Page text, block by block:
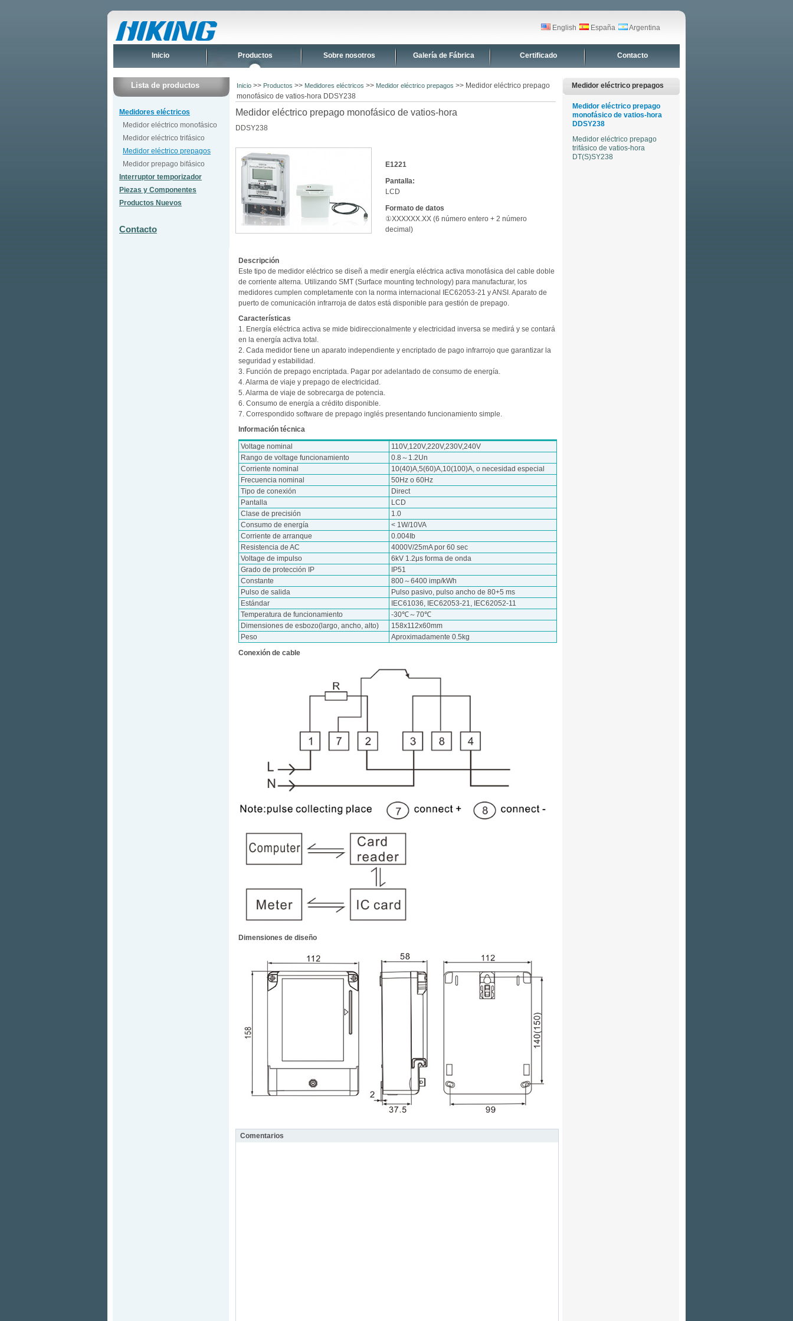
English España Argentina
Inicio Productos Sobre nosotros Galería de Fábrica Certificado Contacto
Lista de productos
Medidores eléctricos
Medidor eléctrico monofásico
Medidor eléctrico trifásico
Medidor eléctrico prepagos
Medidor prepago bifásico
Interruptor temporizador
Piezas y Componentes
Productos Nuevos
Contacto
Inicio >> Productos >> Medidores eléctricos >> Medidor eléctrico prepagos >> Medidor eléctrico prepago
monofásico de vatios-hora DDSY238
Medidor eléctrico prepago monofásico de vatios-hora
DDSY238
E1221
Pantalla:
LCD
Formato de datos
①XXXXXX.XX (6 número entero + 2 número
decimal)
Descripción
Este tipo de medidor eléctrico se diseñ a medir energía eléctrica activa monofásica del cable doble
de corriente alterna. Utilizando SMT (Surface mounting technology) para manufacturar, los
medidores cumplen completamente con la norma internacional IEC62053-21 y ANSI. Aparato de
puerto de comunicación infrarroja de datos está disponible para gestión de prepago.
Características
1. Energía eléctrica activa se mide bidireccionalmente y electricidad inversa se medirá y se contará
en la energía activa total.
2. Cada medidor tiene un aparato independiente y encriptado de pago infrarrojo que garantizar la
seguridad y estabilidad.
3. Función de prepago encriptada. Pagar por adelantado de consumo de energía.
4. Alarma de viaje y prepago de electricidad.
5. Alarma de viaje de sobrecarga de potencia.
6. Consumo de energía a crédito disponible.
7. Correspondido software de prepago inglés presentando funcionamiento simple.
Información técnica
Voltage nominal
110V,120V,220V,230V,240V
Rango de voltage funcionamiento
0.8～1.2Un
Corriente nominal
10(40)A,5(60)A,10(100)A, o necesidad especial
Frecuencia nominal
50Hz o 60Hz
Tipo de conexión
Direct
Pantalla
LCD
Clase de precisión
1.0
Consumo de energía
< 1W/10VA
Corriente de arranque
0.004Ib
Resistencia de AC
4000V/25mA por 60 sec
Voltage de impulso
6kV 1.2μs forma de onda
Grado de protección IP
IP51
Constante
800～6400 imp/kWh
Pulso de salida
Pulso pasivo, pulso ancho de 80+5 ms
Estándar
IEC61036, IEC62053-21, IEC62052-11
Temperatura de funcionamiento
-30℃～70℃
Dimensiones de esbozo(largo, ancho, alto)
158x112x60mm
Peso
Aproximadamente 0.5kg
Conexión de cable
Dimensiones de diseño
Comentarios
Medidor eléctrico prepagos
Medidor eléctrico prepago
monofásico de vatios-hora
DDSY238
Medidor eléctrico prepago
trifásico de vatios-hora
DT(S)SY238